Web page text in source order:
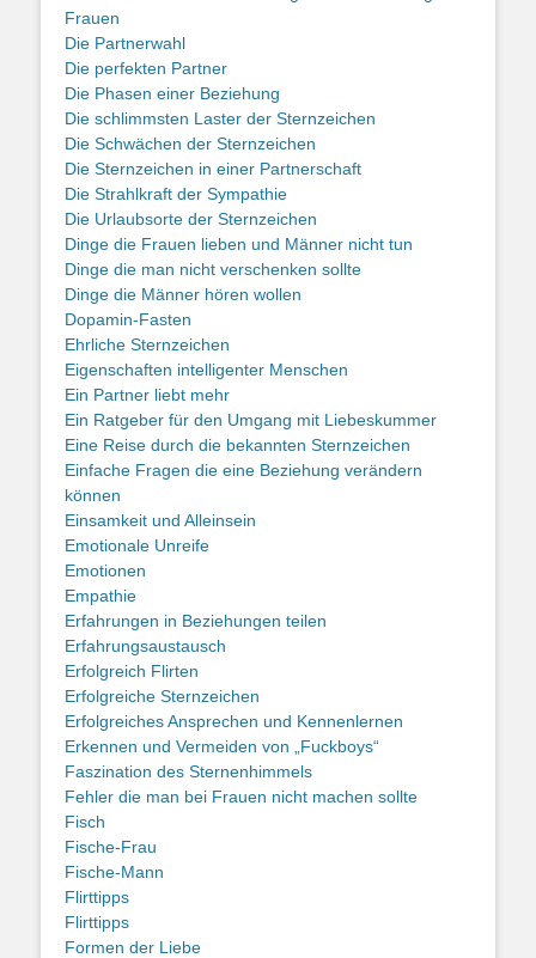
Frauen
Die Partnerwahl
Die perfekten Partner
Die Phasen einer Beziehung
Die schlimmsten Laster der Sternzeichen
Die Schwächen der Sternzeichen
Die Sternzeichen in einer Partnerschaft
Die Strahlkraft der Sympathie
Die Urlaubsorte der Sternzeichen
Dinge die Frauen lieben und Männer nicht tun
Dinge die man nicht verschenken sollte
Dinge die Männer hören wollen
Dopamin-Fasten
Ehrliche Sternzeichen
Eigenschaften intelligenter Menschen
Ein Partner liebt mehr
Ein Ratgeber für den Umgang mit Liebeskummer
Eine Reise durch die bekannten Sternzeichen
Einfache Fragen die eine Beziehung verändern
können
Einsamkeit und Alleinsein
Emotionale Unreife
Emotionen
Empathie
Erfahrungen in Beziehungen teilen
Erfahrungsaustausch
Erfolgreich Flirten
Erfolgreiche Sternzeichen
Erfolgreiches Ansprechen und Kennenlernen
Erkennen und Vermeiden von „Fuckboys“
Faszination des Sternenhimmels
Fehler die man bei Frauen nicht machen sollte
Fisch
Fische-Frau
Fische-Mann
Flirttipps
Flirttipps
Formen der Liebe